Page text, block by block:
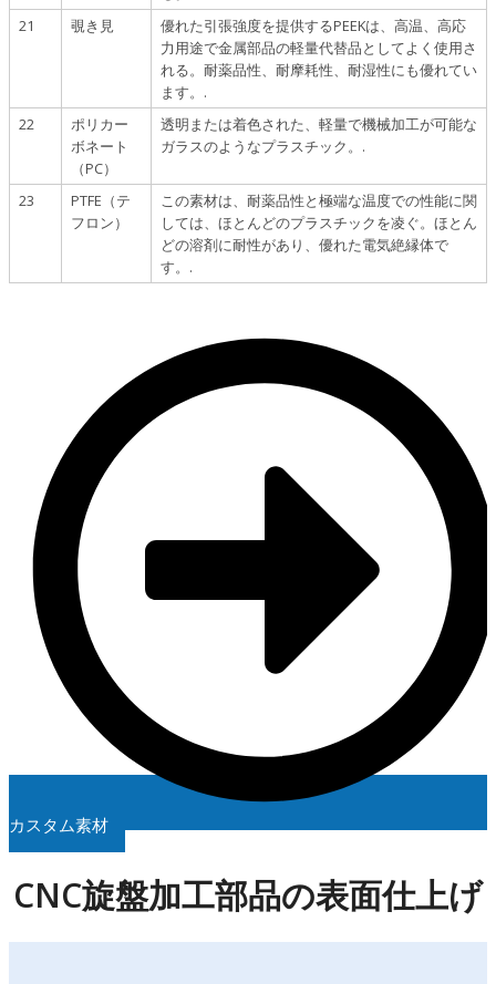
21
覗き見
優れた引張強度を提供するPEEKは、高温、高応
力用途で金属部品の軽量代替品としてよく使用さ
れる。耐薬品性、耐摩耗性、耐湿性にも優れてい
ます。.
22
ポリカー
ボネート
（PC）
透明または着色された、軽量で機械加工が可能な
ガラスのようなプラスチック。.
23
PTFE（テ
フロン）
この素材は、耐薬品性と極端な温度での性能に関
しては、ほとんどのプラスチックを凌ぐ。ほとん
どの溶剤に耐性があり、優れた電気絶縁体で
す。.
カスタム素材
CNC旋盤加工部品の表面仕上げ